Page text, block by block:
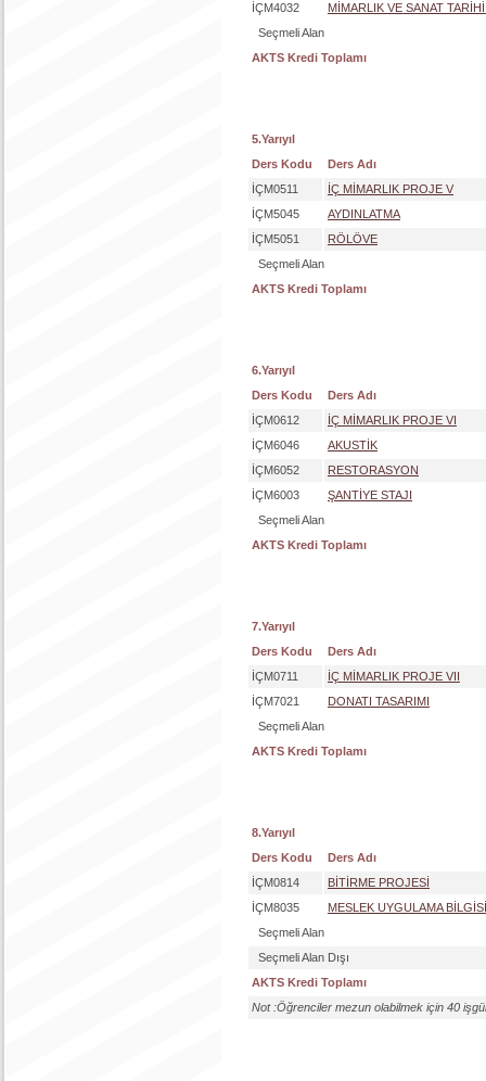
İÇM4032
MİMARLIK VE SANAT
Seçmeli Alan
AKTS Kredi Toplamı
5.Yarıyıl
Ders Kodu
Ders Adı
İÇM0511
İÇ MİMARLIK PROJE V
İÇM5045
AYDINLATMA
İÇM5051
RÖLÖVE
Seçmeli Alan
AKTS Kredi Toplamı
6.Yarıyıl
Ders Kodu
Ders Adı
İÇM0612
İÇ MİMARLIK PROJE VI
İÇM6046
AKUSTİK
İÇM6052
RESTORASYON
İÇM6003
ŞANTİYE STAJI
Seçmeli Alan
AKTS Kredi Toplamı
7.Yarıyıl
Ders Kodu
Ders Adı
İÇM0711
İÇ MİMARLIK PROJE VII
İÇM7021
DONATI TASARIMI
Seçmeli Alan
AKTS Kredi Toplamı
8.Yarıyıl
Ders Kodu
Ders Adı
İÇM0814
BİTİRME PROJESİ
İÇM8035
MESLEK UYGULAMA BİLGİSİ
Seçmeli Alan
Seçmeli Alan Dışı
AKTS Kredi Toplamı
Not :Öğrenciler mezun olabilmek için 40